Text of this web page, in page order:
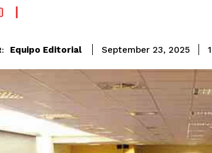
Equipo Editorial September 23, 2025 1